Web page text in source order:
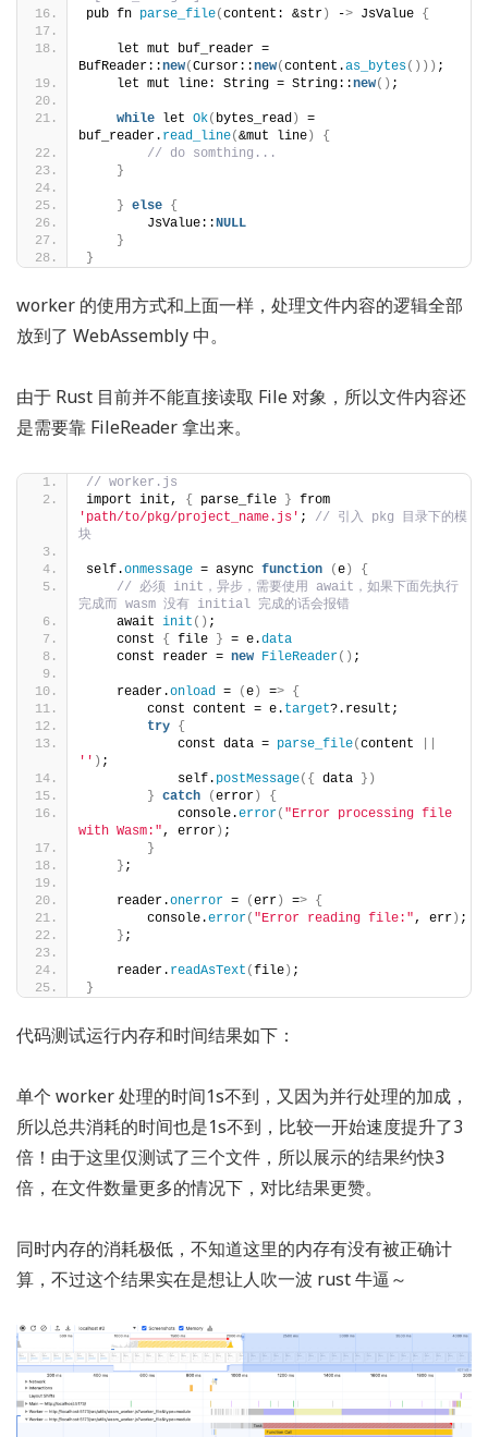
pub fn parse_file(content: &str ) -> JsValue {
    let mut buf_reader =
BufReader::new(Cursor::new(content.as_bytes())) ;
    let mut line: String = String::
new() ;
while let Ok( bytes_read )
=
buf_reader. read_line(&mut line )
{
// do somthing...
}
} else {
        JsValue::
NULL
}
}
worker 的使用方式和上面一样，处理文件内容的逻辑全部
放到了 WebAssembly 中。
由于 Rust 目前并不能直接读取 File 对象，所以文件内容还
是需要靠 FileReader 拿出来。
// worker.js
import init, { parse_file }
'path/to/pkg/project_name.js' ; // 引入 pkg 目录下的模
块
self.onmessage = async function (e )
{
// 必须 init，异步，需要使用 await，如果下面先执行
完成而 wasm 没有 initial 完成的话会报错
    await
init () ;
    const
{ file } = e.data
    const reader =
new FileReader() ;
    reader.
onload = (e ) => {
        const content = e.
target?.result;
try {
            const data =
parse_file(content
'' ) ;
            self.
postMessage({ data
})
} catch (error )
{
            console.
error( "Error processing file
with Wasm:", error ) ;
}
} ;
    reader.
onerror = (err ) => {
        console.
error( "Error reading file:", err ) ;
} ;
    reader.
readAsText (file ) ;
}
代码测试运行内存和时间结果如下：
单个 worker 处理的时间1s不到，又因为并行处理的加成，
所以总共消耗的时间也是1s不到，比较一开始速度提升了3
倍！由于这里仅测试了三个文件，所以展示的结果约快3
倍，在文件数量更多的情况下，对比结果更赞。
同时内存的消耗极低，不知道这里的内存有没有被正确计
算，不过这个结果实在是想让人吹一波 rust 牛逼～